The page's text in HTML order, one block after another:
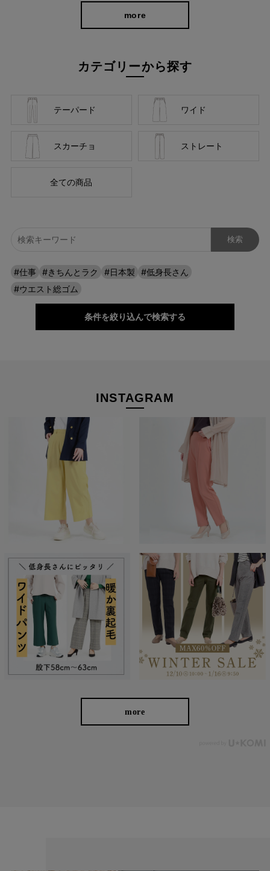
お腹周りにはゆとりを持たせながらもスッキリ立体的な印象に。
ヒップの飾りポケットで、ヒップアップ効果
後ろの部分にはギャザーを寄せているため、見た目はスッキリし
ながらも締め付け感は少なく、長時間はいていても窮屈さを感じ
にくくなっています。
more
カテゴリーから探す
テーパード ワイド
スカーチョ ストレート
全ての商品
#仕事 #きちんとラク #日本製
#低身長さん
#ウエスト総ゴム
条件を絞り込んで検索する
INSTAGRAM
more